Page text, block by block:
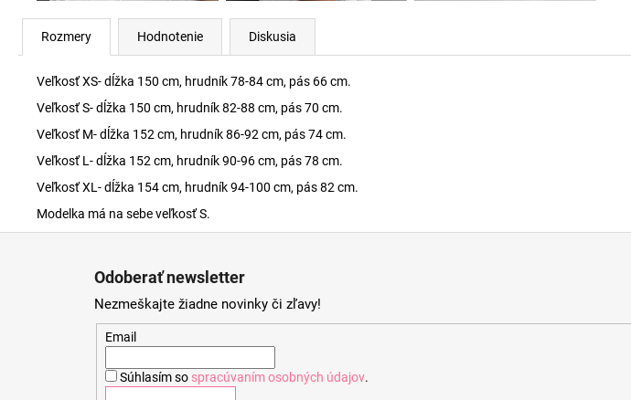
Rozmery Hodnotenie Diskusia
Veľkosť XS- dĺžka 150 cm, hrudník 78-84 cm, pás 66 cm.
Veľkosť S- dĺžka 150 cm, hrudník 82-88 cm, pás 70 cm.
Veľkosť M- dĺžka 152 cm, hrudník 86-92 cm, pás 74 cm.
Veľkosť L- dĺžka 152 cm, hrudník 90-96 cm, pás 78 cm.
Veľkosť XL- dĺžka 154 cm, hrudník 94-100 cm, pás 82 cm.
Modelka má na sebe veľkosť S.
Odoberať newsletter
Nezmeškajte žiadne novinky či zľavy!
Email
Súhlasím so spracúvaním osobných údajov.